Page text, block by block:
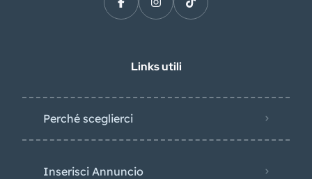
Links utili
Perché sceglierci
Inserisci Annuncio